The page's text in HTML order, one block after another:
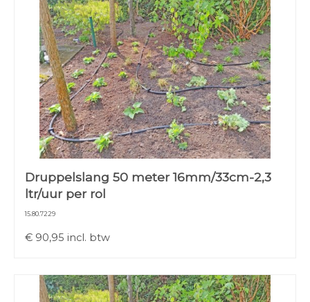
Druppelslang 50 meter 16mm/33cm-2,3
ltr/uur per rol
15.80.7229
€ 90,95 incl. btw